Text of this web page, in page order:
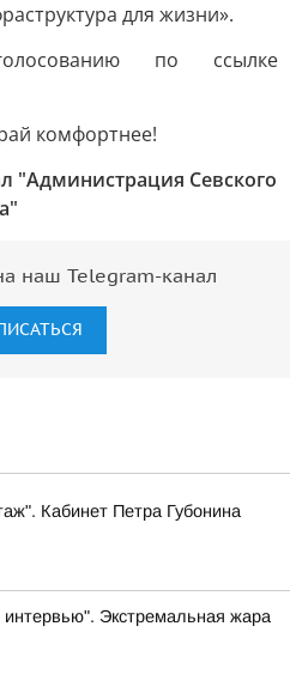
для жизни».
по ссылке
комфортнее!
"Администрация Севского
наш Telegram-канал
Кабинет Петра Губонина
интервью". Экстремальная жара